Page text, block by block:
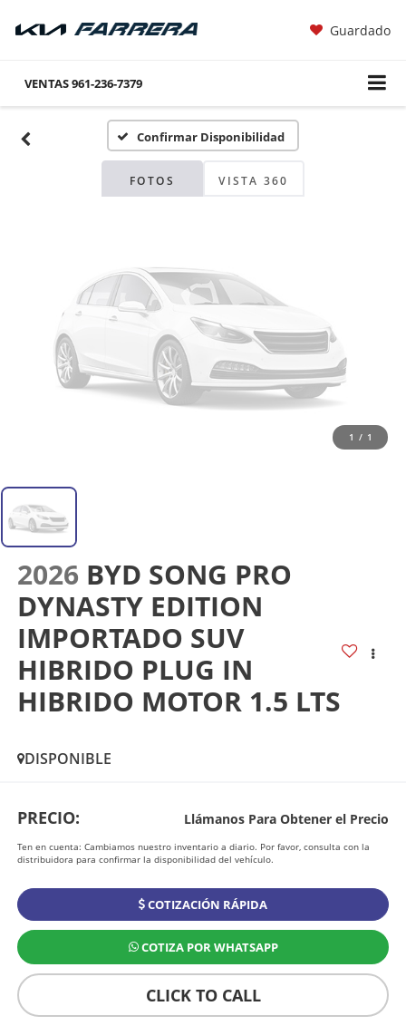
Guardado
VENTAS961-236-7379
Confirmar Disponibilidad
FOTOS VISTA 360
Fotos No
Disponibles
Por favor, revise luego
1 / 1
2026 BYD SONG PRO
DYNASTY EDITION
IMPORTADO SUV
HIBRIDO PLUG IN
HIBRIDO MOTOR 1.5 LTS
DISPONIBLE
PRECIO: Llámanos Para Obtener el Precio
Ten en cuenta: Cambiamos nuestro inventario a diario. Por favor, consulta con la
distribuidora para confirmar la disponibilidad del vehículo.
COTIZACIÓN RÁPIDA
COTIZA POR WHATSAPP
CLICK TO CALL